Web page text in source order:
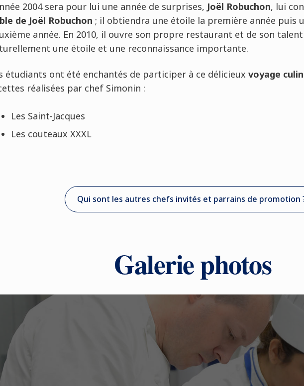
2004 sera pour lui une année de surprises, Joël Robuchon, lui
de Joël Robuchon ; il obtiendra une étoile la première année puis
année. En 2010, il ouvre son propre restaurant et de son
une étoile et une reconnaissance importante.
étudiants ont été enchantés de participer à ce délicieux voyage
réalisées par chef Simonin :
Les Saint-Jacques
Les couteaux XXXL
Qui sont les autres chefs invités et parrains de promotion
Galerie photos